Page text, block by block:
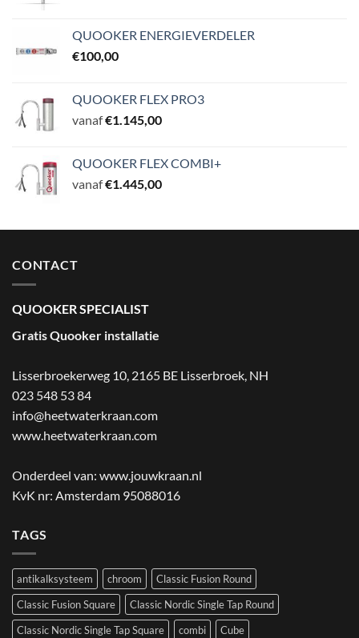
QUOOKER ENERGIEVERDELER
€100,00
QUOOKER FLEX PRO3
vanaf€1.145,00
QUOOKER FLEX COMBI+
vanaf€1.445,00
CONTACT
QUOOKER SPECIALIST
Gratis Quooker installatie
Lisserbroekerweg 10, 2165 BE Lisserbroek NH
023 548 53 84
info@heetwaterkraan.com
www.heetwaterkraan.com
Onderdeel van: www.jouwkraan.nl
KvK nr: Amsterdam 95088016
TAGS
antikalksysteem chroom
Classic Fusion Round
Classic Fusion Square
Classic Nordic Single Tap Round
Classic Nordic Single Tap Square
combi
Cube